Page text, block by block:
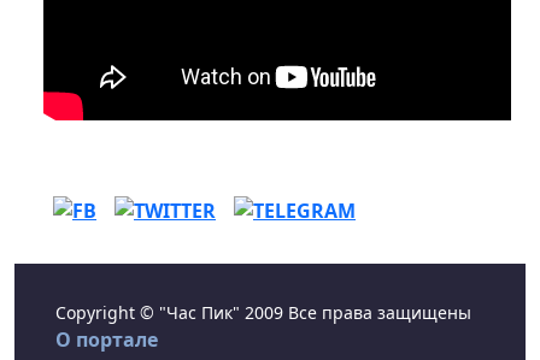
Copyright © "Час Пик" 2009 Все права защищены
О портале